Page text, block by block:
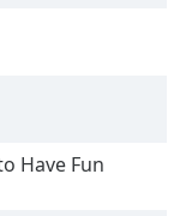
Have Fun